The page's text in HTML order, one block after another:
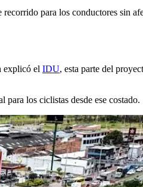
para los conductores sin
explicó el IDU, esta parte del
los ciclistas desde ese costado.